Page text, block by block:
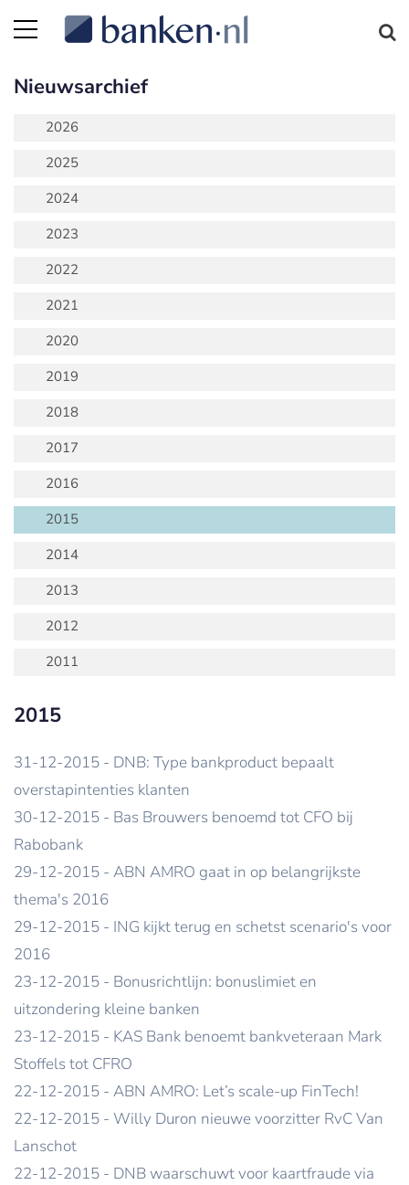
Nieuwsarchief
2026
2025
2024
2023
2022
2021
2020
2019
2018
2017
2016
2015
2014
2013
2012
2011
2015
31-12-2015 - DNB: Type bankproduct bepaalt
overstapintenties klanten
30-12-2015 - Bas Brouwers benoemd tot CFO bij
Rabobank
29-12-2015 - ABN AMRO gaat in op belangrijkste
thema's 2016
29-12-2015 - ING kijkt terug en schetst scenario's voor
2016
23-12-2015 - Bonusrichtlijn: bonuslimiet en
uitzondering kleine banken
23-12-2015 - KAS Bank benoemt bankveteraan Mark
Stoffels tot CFRO
22-12-2015 - ABN AMRO: Let’s scale-up FinTech!
22-12-2015 - Willy Duron nieuwe voorzitter RvC Van
Lanschot
22-12-2015 - DNB waarschuwt voor kaartfraude via